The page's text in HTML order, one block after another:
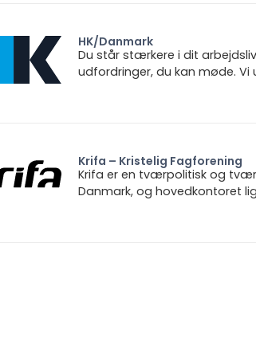
HK/Danmark
Du står stærkere i dit
udfordringer, du kan møde.
Krifa – Kristelig Fagforening
Krifa er en tværpolitisk og
Danmark, og hovedkontoret